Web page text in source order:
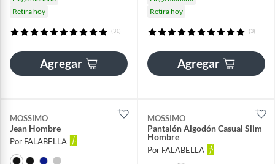
Retira hoy
(31)
Agregar
Retira hoy
(3)
Agregar
MOSSIMO
Jean Hombre
Por FALABELLA
MOSSIMO
Pantalón Algodón Casual Slim
Hombre
Por FALABELLA